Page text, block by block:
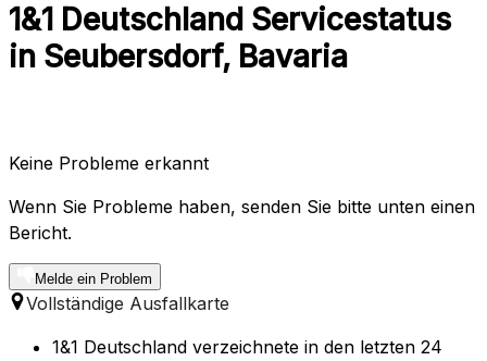
1&1 Deutschland Servicestatus
in Seubersdorf, Bavaria
Keine Probleme erkannt
Wenn Sie Probleme haben, senden Sie bitte unten einen
Bericht.
Melde ein Problem
Vollständige Ausfallkarte
1&1 Deutschland verzeichnete in den letzten 24